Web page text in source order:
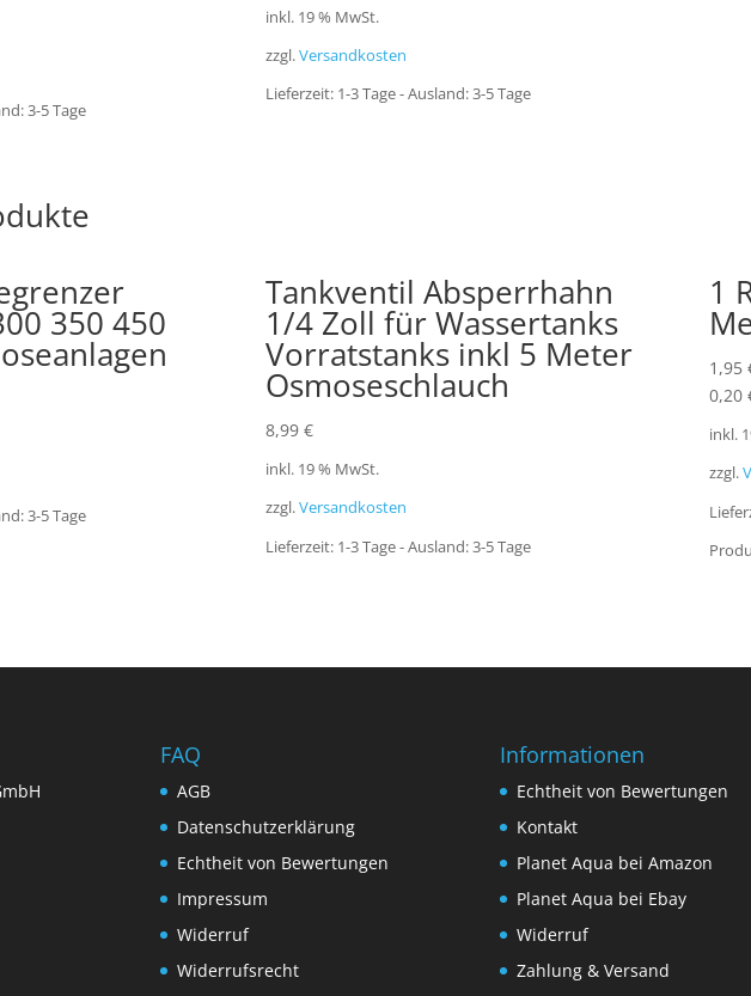
3-5 Tage
inkl. 19 % MwSt.
zzgl.Versandkosten
Lieferzeit: 1-3 Tage - Ausland: 3-5 Tage
350 450
3-5 Tage
Tankventil Absperrhahn
1/4 Zoll für Wassertanks
Vorratstanks inkl 5 Meter
Osmoseschlauch
8,99 €
inkl. 19 % MwSt.
zzgl.Versandkosten
Lieferzeit: 1-3 Tage - Ausland: 3-5 Tage
1
1,95
0,20
inkl.
zzgl.
FAQ
AGB
Datenschutzerklärung
Echtheit von Bewertungen
Impressum
Widerruf
Widerrufsrecht
Informationen
Echtheit von Bewertungen
Kontakt
Planet Aqua bei Amazon
Planet Aqua bei Ebay
Widerruf
Zahlung & Versand